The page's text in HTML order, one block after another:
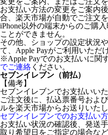
お支払い方法の変更をご案内
合、楽天市場が自動でご注文
iPhone以外の端末からのご購
ことができません。
その他、ショップの設定状況
て、Apple Payがご利用いただ
※Apple Payでのお支払いに関
でご連絡 ください。
セブンイレブン（前払）
【備考】
セブンイレブンでお支払いいた
ご注文後に、払込票番号およ
ルを楽天市場からお送りいたし
セブンイレブンでのお支払い
お支払い状況の確認後、発送
取り希望日をご指定の場合な